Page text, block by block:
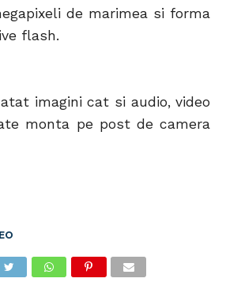
de marimea si forma
flash.
imagini cat si audio, video
monta pe post de camera